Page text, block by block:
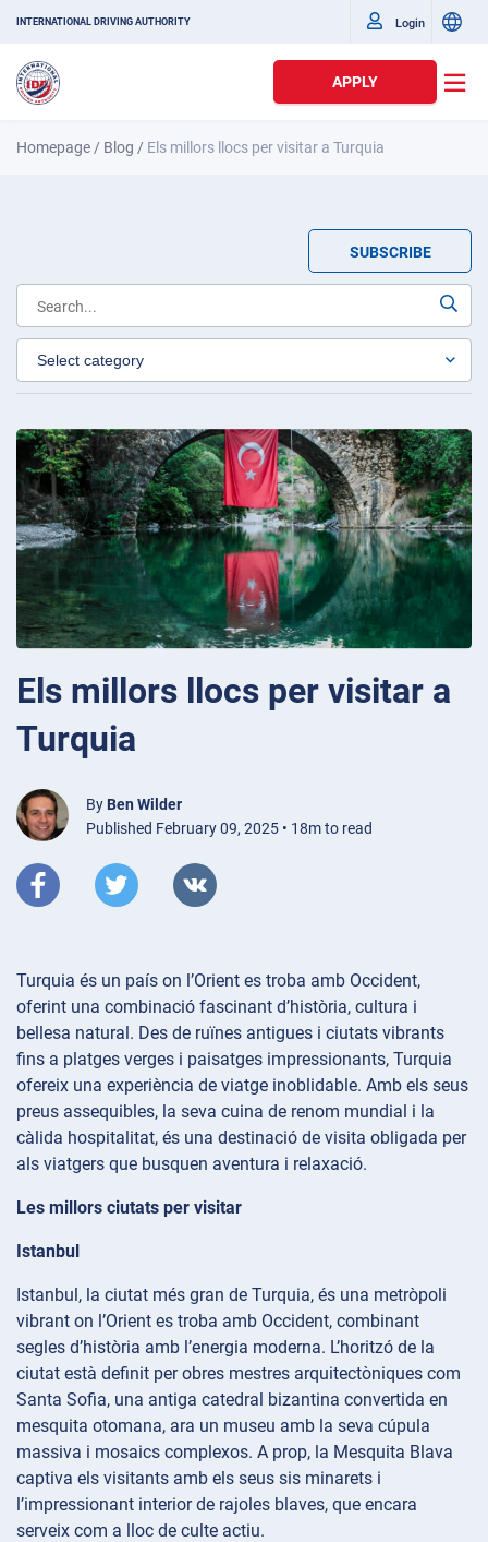
INTERNATIONAL DRIVING AUTHORITY Login
APPLY
Homepage / Blog / Els millors llocs per visitar a Turquia
SUBSCRIBE
Els millors llocs per visitar a
Turquia
By Ben Wilder
Published February 09, 2025 • 18m to read
Turquia és un país on l’Orient es troba amb Occident,
oferint una combinació fascinant d’història, cultura i
bellesa natural. Des de ruïnes antigues i ciutats vibrants
fins a platges verges i paisatges impressionants, Turquia
ofereix una experiència de viatge inoblidable. Amb els seus
preus assequibles, la seva cuina de renom mundial i la
càlida hospitalitat, és una destinació de visita obligada per
als viatgers que busquen aventura i relaxació.
Les millors ciutats per visitar
Istanbul
Istanbul, la ciutat més gran de Turquia, és una metròpoli
vibrant on l’Orient es troba amb Occident, combinant
segles d’història amb l’energia moderna. L’horitzó de la
ciutat està definit per obres mestres arquitectòniques com
Santa Sofia, una antiga catedral bizantina convertida en
mesquita otomana, ara un museu amb la seva cúpula
massiva i mosaics complexos. A prop, la Mesquita Blava
captiva els visitants amb els seus sis minarets i
l’impressionant interior de rajoles blaves, que encara
serveix com a lloc de culte actiu.